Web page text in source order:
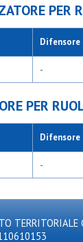
PER
Difensore
-
PER
Difensore
-
TERRITORIALE